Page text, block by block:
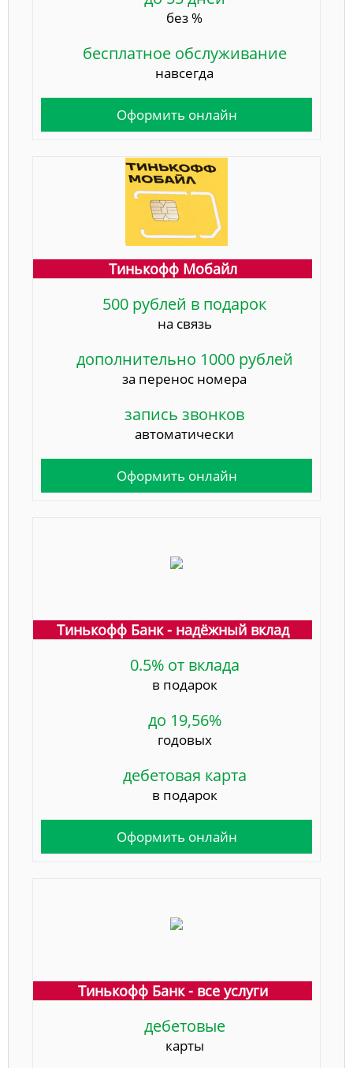
без %
бесплатное обслуживание
навсегда
Оформить онлайн
Тинькофф Мобайл
500 рублей в подарок
на связь
дополнительно 1000 рублей
за перенос номера
запись звонков
автоматически
Оформить онлайн
Тинькофф Банк - надёжный вклад
0.5% от вклада
в подарок
до 19,56%
годовых
дебетовая карта
в подарок
Оформить онлайн
Тинькофф Банк - все услуги
дебетовые
карты